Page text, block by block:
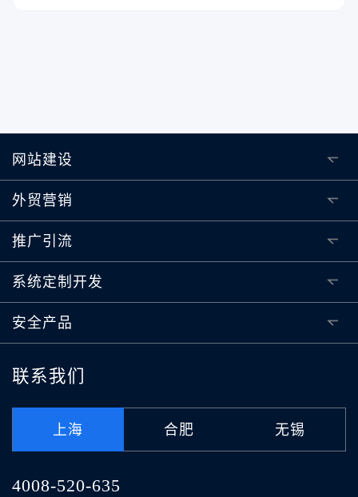
网站建设
外贸营销
推广引流
系统定制开发
安全产品
联系我们
上海 合肥 无锡
4008-520-635